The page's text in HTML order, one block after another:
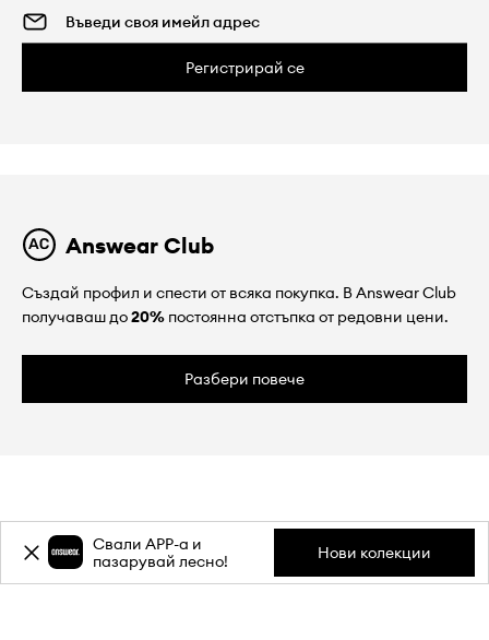
Регистрирай се
Answear Club
Създай профил и спести от всяка покупка. В Answear Club
получаваш до20% постоянна отстъпка от редовни цени.
Разбери повече
ЗА НАС Свали APP-a и
пазарувай лесно!
Нови колекции